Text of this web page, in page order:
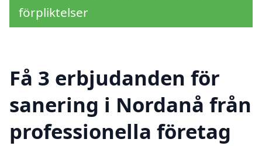
förpliktelser
Få 3 erbjudanden för
sanering i Nordanå från
professionella företag